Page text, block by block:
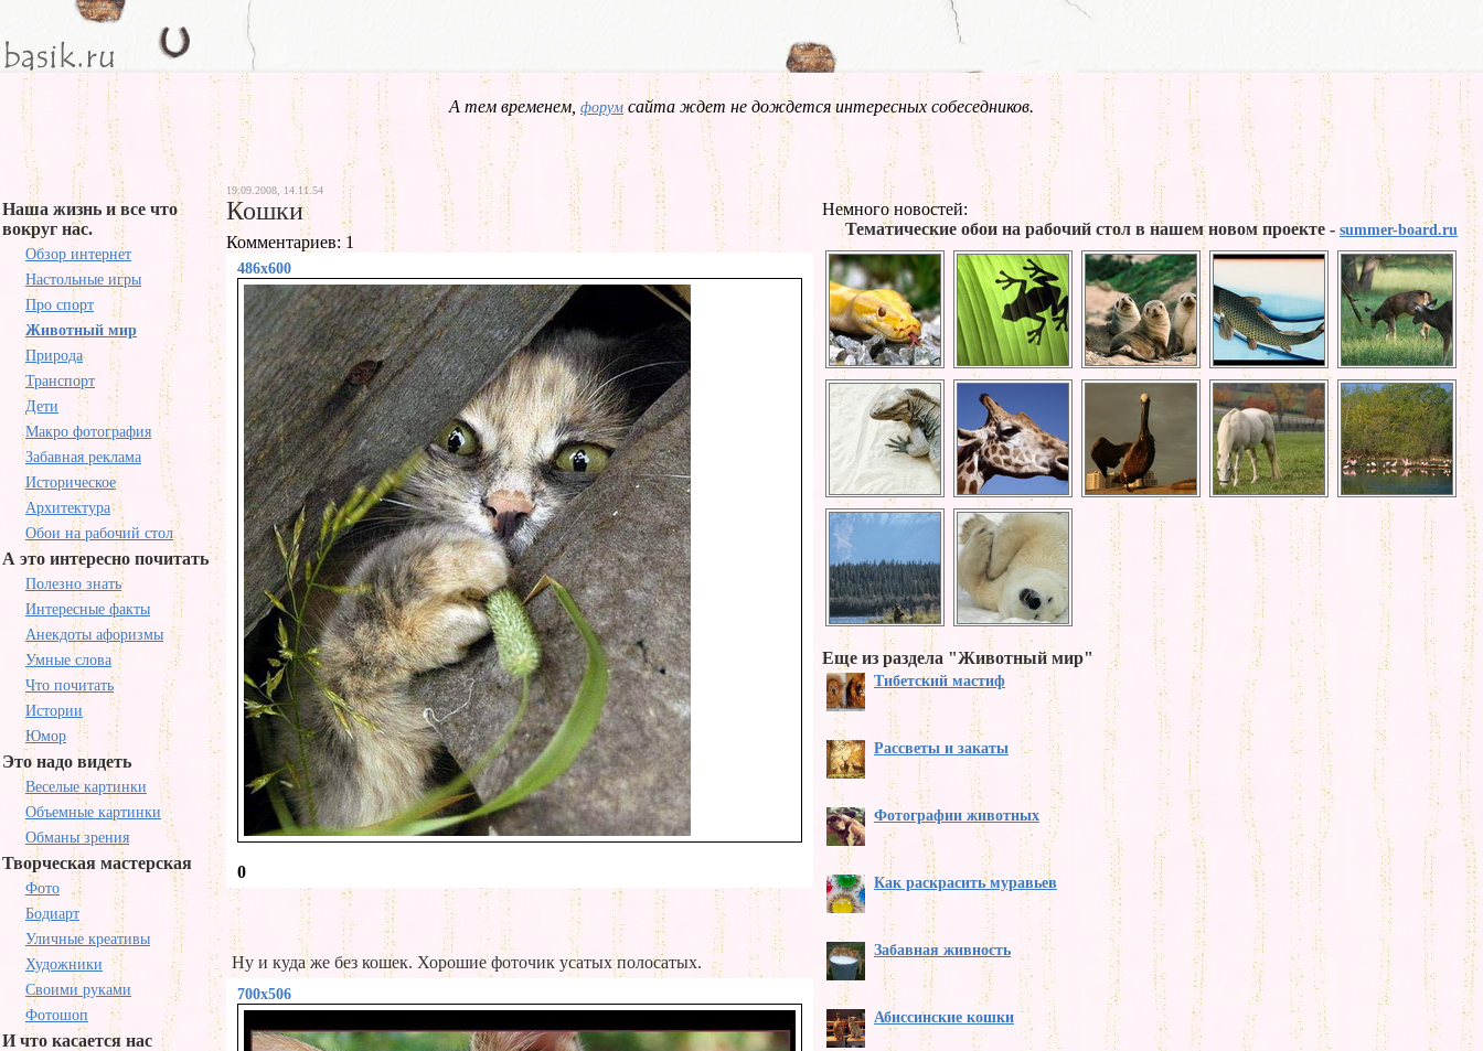
А тем временем, форум сайта ждет не дождется интересных собеседников.
Наша жизнь и все что
вокруг нас.
Обзор интернет
Настольные игры
Про спорт
Животный мир
Природа
Транспорт
Дети
Макро фотография
Забавная реклама
Историческое
Архитектура
Обои на рабочий стол
А это интересно почитать
Полезно знать
Интересные факты
Анекдоты афоризмы
Умные слова
Что почитать
Истории
Юмор
Это надо видеть
Веселые картинки
Объемные картинки
Обманы зрения
Творческая мастерская
Фото
Бодиарт
Уличные креативы
Художники
Своими руками
Фотошоп
И что касается нас
19.09.2008, 14.11.54
Кошки
Комментариев: 1
486x600
0
Ну и куда же без кошек. Хорошие фоточик усатых полосатых.
700x506
Немного новостей:
Тематические обои на рабочий стол в нашем новом проекте - summer-board.ru
Еще из раздела "Животный мир"
Тибетский мастиф
Рассветы и закаты
Фотографии животных
Как раскрасить муравьев
Забавная живность
Абиссинские кошки